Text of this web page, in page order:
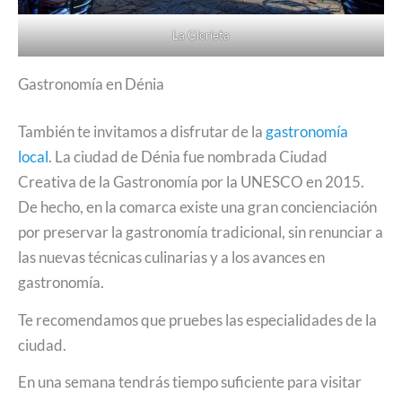
La Glorieta
Gastronomía en Dénia
También te invitamos a disfrutar de lagastronomía
local. La ciudad de Dénia fue nombrada Ciudad
Creativa de la Gastronomía por la UNESCO en 2015.
De hecho, en la comarca existe una gran concienciación
por preservar la gastronomía tradicional, sin renunciar a
las nuevas técnicas culinarias y a los avances en
gastronomía.
Te recomendamos que pruebes las especialidades de la
ciudad.
En una semana tendrás tiempo suficiente para visitar